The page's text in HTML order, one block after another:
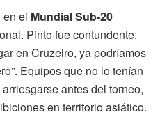
el Mundial Sub-20
Pinto fue contundente:
en Cruzeiro, ya podríamos
Equipos que no lo tenían
antes del torneo,
en territorio asiático.